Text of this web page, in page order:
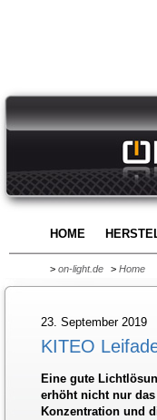
HOME
> on-light.de > Home
23. September 2019
KITEO
Eine gute
erhöht nicht nur
Konzentration und